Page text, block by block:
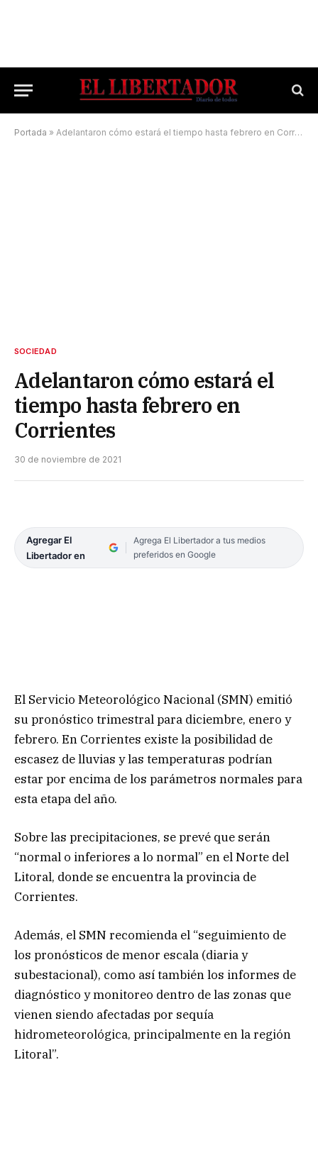
Portada » Adelantaron cómo estará el tiempo hasta febrero en Corrientes
SOCIEDAD
Adelantaron cómo estará el
tiempo hasta febrero en
Corrientes
30 de noviembre de 2021
Agregar El
Libertador en
Agrega El Libertador a tus medios
preferidos en Google
El Servicio Meteorológico Nacional (SMN) emitió
su pronóstico trimestral para diciembre, enero y
febrero. En Corrientes existe la posibilidad de
escasez de lluvias y las temperaturas podrían
estar por encima de los parámetros normales para
esta etapa del año.
Sobre las precipitaciones, se prevé que serán
“normal o inferiores a lo normal” en el Norte del
Litoral, donde se encuentra la provincia de
Corrientes.
Además, el SMN recomienda el “seguimiento de
los pronósticos de menor escala (diaria y
subestacional), como así también los informes de
diagnóstico y monitoreo dentro de las zonas que
vienen siendo afectadas por sequía
hidrometeorológica, principalmente en la región
Litoral”.